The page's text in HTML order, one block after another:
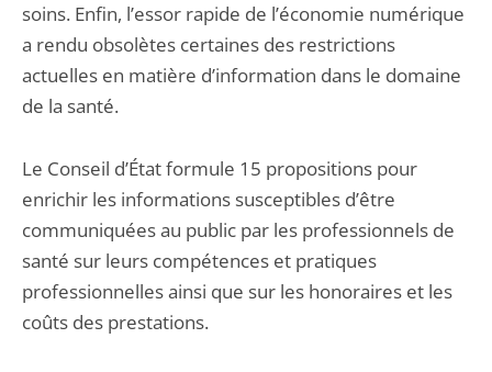
soins. Enfin, l’essor rapide de l’économie numérique
a rendu obsolètes certaines des restrictions
actuelles en matière d’information dans le domaine
de la santé.
Le Conseil d’État formule 15 propositions pour
enrichir les informations susceptibles d’être
communiquées au public par les professionnels de
santé sur leurs compétences et pratiques
professionnelles ainsi que sur les honoraires et les
coûts des prestations.